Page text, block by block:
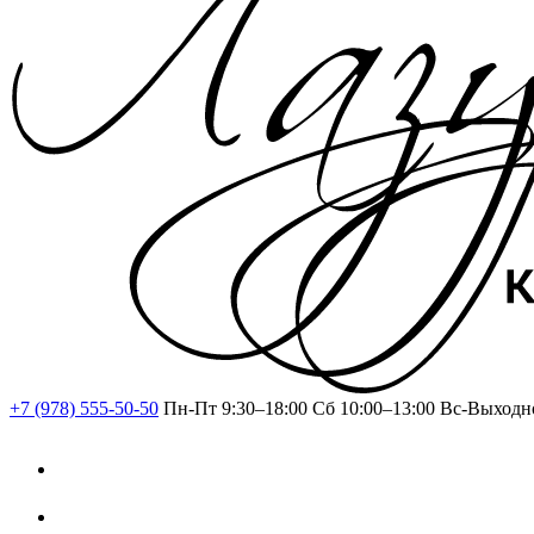
+7 (978) 555-50-50 Пн-Пт 9:30–18:00 Сб 10:00–13:00 Вс-